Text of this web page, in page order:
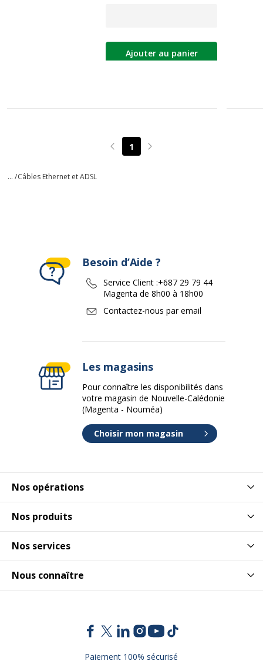
Ajouter au panier
Page précédente
1 Page suivante
... /Câbles Ethernet et ADSL
Nos opérations
Nos produits
Nos services
Nous connaître
Besoin d’Aide ?
Service Client :+687 29 79 44
Magenta de 8h00 à 18h00
Contactez-nous par email
Les magasins
Pour connaître les disponibilités dans
votre magasin de Nouvelle-Calédonie
(Magenta - Nouméa)
Choisir mon magasin
Paiement 100% sécurisé